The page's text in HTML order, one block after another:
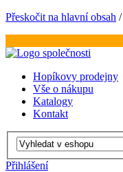
Přeskočit na hlavní obsah /
Hopíkovy prodejny
Vše o nákupu
Katalogy
Kontakt
Přihlášení